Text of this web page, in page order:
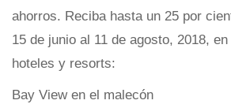
ahorros. Reciba hasta un 25 por
15 de junio al 11 de agosto, 2018,
hoteles y resorts:
Bay View en el malecón